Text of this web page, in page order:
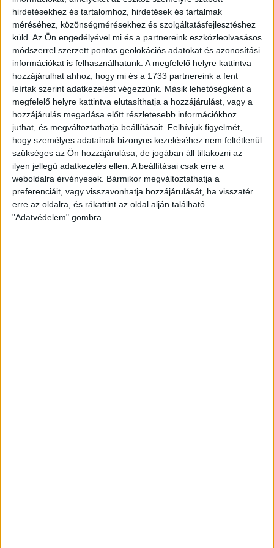
hirdetésekhez és tartalomhoz, hirdetések és tartalmak
méréséhez, közönségmérésekhez és szolgáltatásfejlesztéshez
küld. Az Ön engedélyével mi és a partnereink eszközleolvasásos
módszerrel szerzett pontos geolokációs adatokat és azonosítási
információkat is felhasználhatunk. A megfelelő helyre kattintva
hozzájárulhat ahhoz, hogy mi és a 1733 partnereink a fent
leírtak szerint adatkezelést végezzünk. Másik lehetőségként a
megfelelő helyre kattintva elutasíthatja a hozzájárulást, vagy a
hozzájárulás megadása előtt részletesebb információkhoz
juthat, és megváltoztathatja beállításait. Felhívjuk figyelmét,
hogy személyes adatainak bizonyos kezeléséhez nem feltétlenül
szükséges az Ön hozzájárulása, de jogában áll tiltakozni az
ilyen jellegű adatkezelés ellen. A beállításai csak erre a
weboldalra érvényesek. Bármikor megváltoztathatja a
preferenciáit, vagy visszavonhatja hozzájárulását, ha visszatér
erre az oldalra, és rákattint az oldal alján található
"Adatvédelem" gombra.
a magánszférájukra hivatkozva
titkolják közpénzes
bevételeiket
Amerikai, brit és nyugat-európai vendégkutatók
magánszférájukra hivatkozva az Orbán-kormány által
közpénzből finanszírozott Danube Institute-tal kötött,
gyakran milliós szerződéseik anonimizálását kérték.
SARKADI NAGY MÁRTON 2026. április 8. 7 p
MÉDIASZEREPLÉS
Trump és Szájer visszatérése,
szlovák nyelvtörvény – Zubor
Zalán a Flaszterben